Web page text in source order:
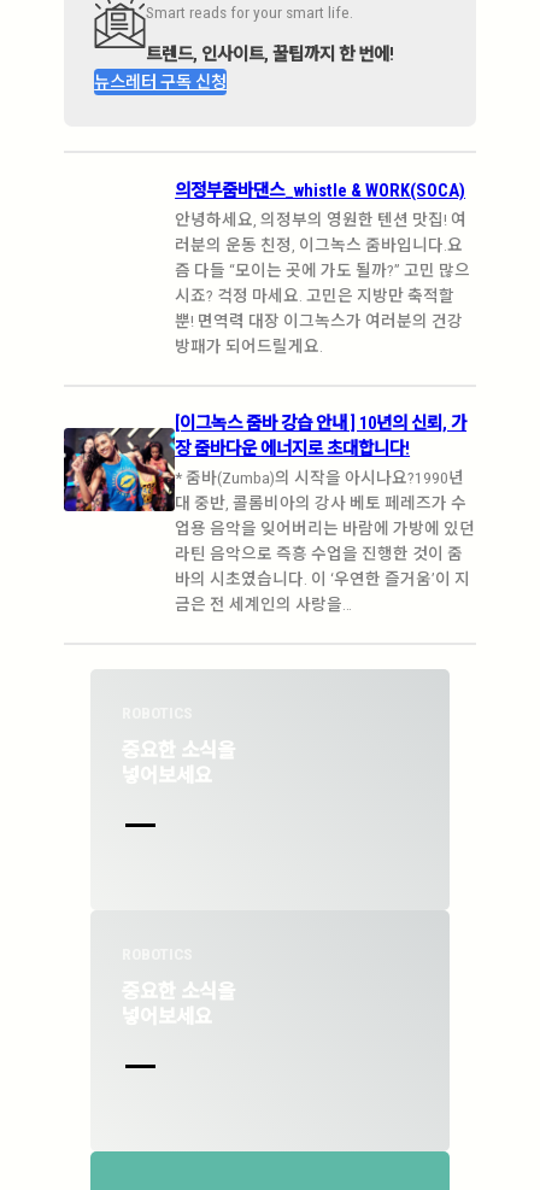
Smart reads for your smart life.
트렌드, 인사이트, 꿀팁까지 한 번에!
뉴스레터 구독 신청
의정부줌바댄스_whistle & WORK(SOCA)
안녕하세요, 의정부의 영원한 텐션 맛집! 여
러분의 운동 친정, 이그녹스 줌바입니다.요
즘 다들 “모이는 곳에 가도 될까?” 고민 많으
시죠? 걱정 마세요. 고민은 지방만 축적할
뿐! 면역력 대장 이그녹스가 여러분의 건강
방패가 되어드릴게요.
[이그녹스 줌바 강습 안내 ] 10년의 신뢰, 가
장 줌바다운 에너지로 초대합니다!
* 줌바(Zumba)의 시작을 아시나요?1990년
대 중반, 콜롬비아의 강사 베토 페레즈가 수
업용 음악을 잊어버리는 바람에 가방에 있던
라틴 음악으로 즉흥 수업을 진행한 것이 줌
바의 시초였습니다. 이 ‘우연한 즐거움’이 지
금은 전 세계인의 사랑을…
중요한 소식을
넣어보세요
중요한 소식을
넣어보세요